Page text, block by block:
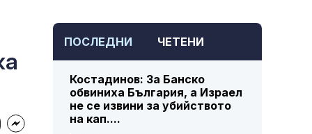
ПОСЛЕДНИ ЧЕТЕНИ
Костадинов: За Банско
обвиниха България, а Израел
не се извини за убийството
на кап....